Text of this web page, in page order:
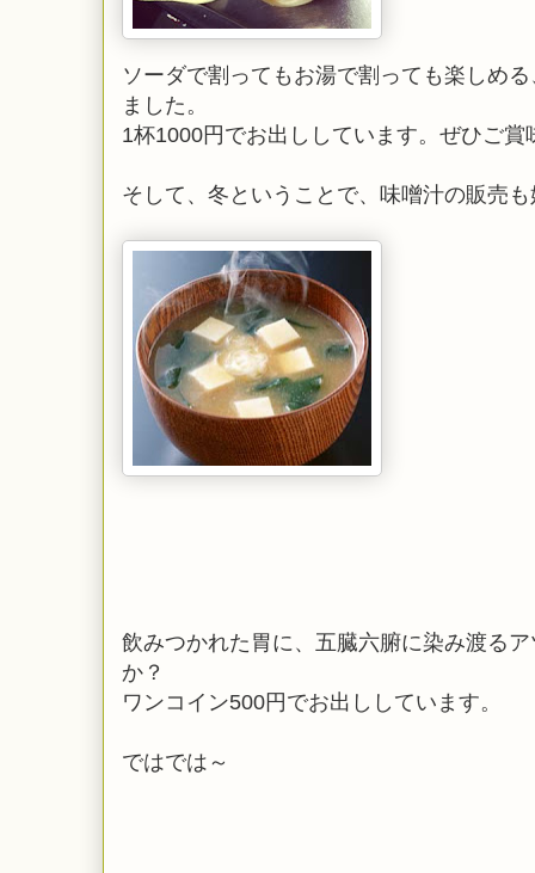
ソーダで割ってもお湯で割っても楽しめ
ました。
1杯1000円でお出ししています。ぜひご賞
そして、冬ということで、味噌汁の販売
飲みつかれた胃に、五臓六腑に染み渡る
か？
ワンコイン500円でお出ししています。
ではでは～